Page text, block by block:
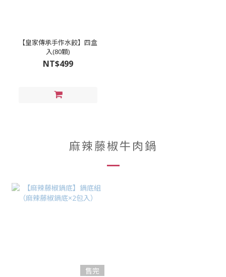
【皇家傳承手作水餃】四盒
入(80顆)
NT$499
麻辣藤椒牛肉鍋
售完